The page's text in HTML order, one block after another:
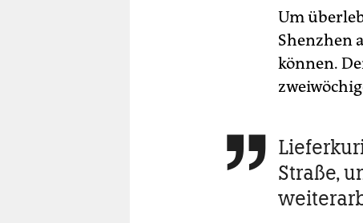
Um
Shenzhen
können.

Straße,